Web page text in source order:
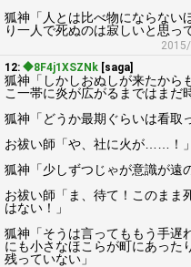
狐神「人とは比べ物にならな
り一人で死ぬのは寂しいと思っ
12: ◆8F4j1XSZNk [saga]
狐神「しかしおぬしが来たから
こ一帯に炎が広がるまではまだ
狐神「どうか最期ぐらいは看取
お祓い師「や、社に火が……！」
狐神「少しずつじゃが意識が遠
お祓い師「ま、待て！このまま
はない！」
狐神「そうは言ってももう手
にも小さなほこらが町にあった
残っていない」